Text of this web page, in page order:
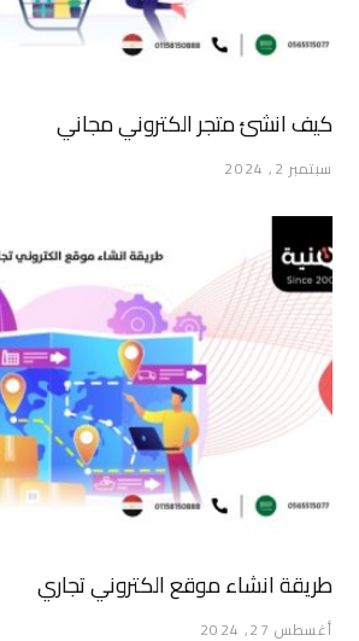
كيف انشئ متجر الكتروني مجاني
سبتمبر 2, 2024
طريقة انشاء موقع الكتروني تجاري
أغسطس 27, 2024